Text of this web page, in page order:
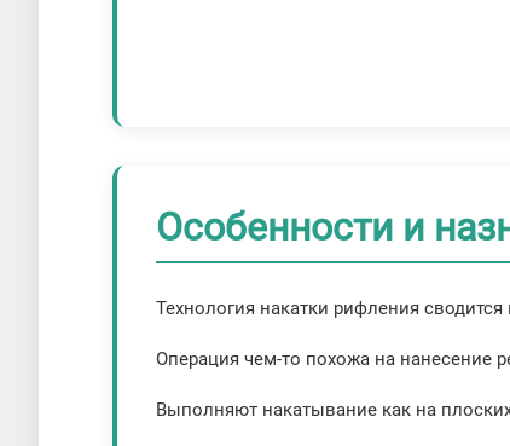
Особенности и
Технология накатки рифления
Операция чем-то похожа на нанесение
Выполняют накатывание как на